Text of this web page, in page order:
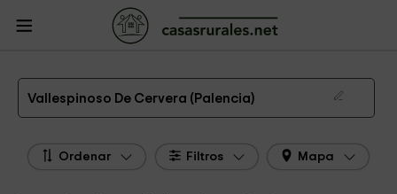
Casas Rurales
Rurales Palencia
Casas Rurales Vallespinoso De Cervera
Las 1 mejores casas rurales en Vallespinoso De Cervera de 2026
Vallespinoso De Cervera (Palencia)
Ordenar Filtros Mapa